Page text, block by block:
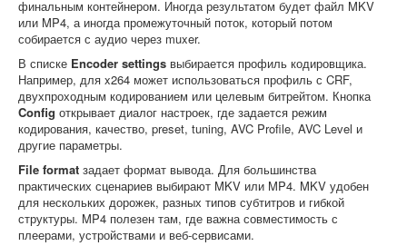
финальным контейнером. Иногда результатом будет файл MKV
или MP4, а иногда промежуточный поток, который потом
собирается с аудио через muxer.
В списке Encoder settings выбирается профиль кодировщика.
Например, для x264 может использоваться профиль с CRF,
двухпроходным кодированием или целевым битрейтом. Кнопка
Config открывает диалог настроек, где задается режим
кодирования, качество, preset, tuning, AVC Profile, AVC Level и
другие параметры.
File format задает формат вывода. Для большинства
практических сценариев выбирают MKV или MP4. MKV удобен
для нескольких дорожек, разных типов субтитров и гибкой
структуры. MP4 полезен там, где важна совместимость с
плеерами, устройствами и веб-сервисами.